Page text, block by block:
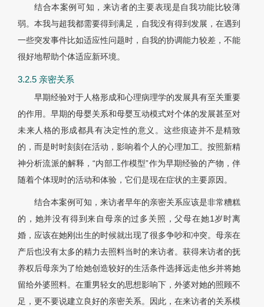
结合本案例可知，来访者的主要表现是自我功能比较薄
弱。本我与超我都需要得到满足，自我没有得到发展，在遇到
一些突发事件比如适应性问题时，自我的协调能力较差，不能
很好地帮助个体适应新环境。
3.2.5 亲密关系
早期经验对于人格形成和心理病理学的发展具有至关重要
的作用。早期的母婴关系和母婴互动模式对个体的发展甚至对
未来人格的形成都具有决定性的意义。这些痕迹并不是精致
的，而是时时刻刻在活动，影响着个人的心理加工。按照新精
神分析流派的解释，“内部工作模型”作为早期经验的产物，伴
随着个体现时的活动和体验，它们是现在症状的主要原因。
结合本案例可知，来访者早年的亲密关系应该是非常糟糕
的，她并没有得到来自母亲的过多关照，父母在她1岁时离
婚，应该在她刚出生的时候就出现了很多争吵和冲突。母亲在
产后也没有太多的精力去照料当时的来访者。获得来访者的抚
养权后母亲为了给她创造较好的生活条件选择远走他乡并将她
留给外婆照料。在重男轻女的思想影响下，外婆对她的照顾不
足，更不要说建立良好的亲密关系。因此，在来访者的关系模